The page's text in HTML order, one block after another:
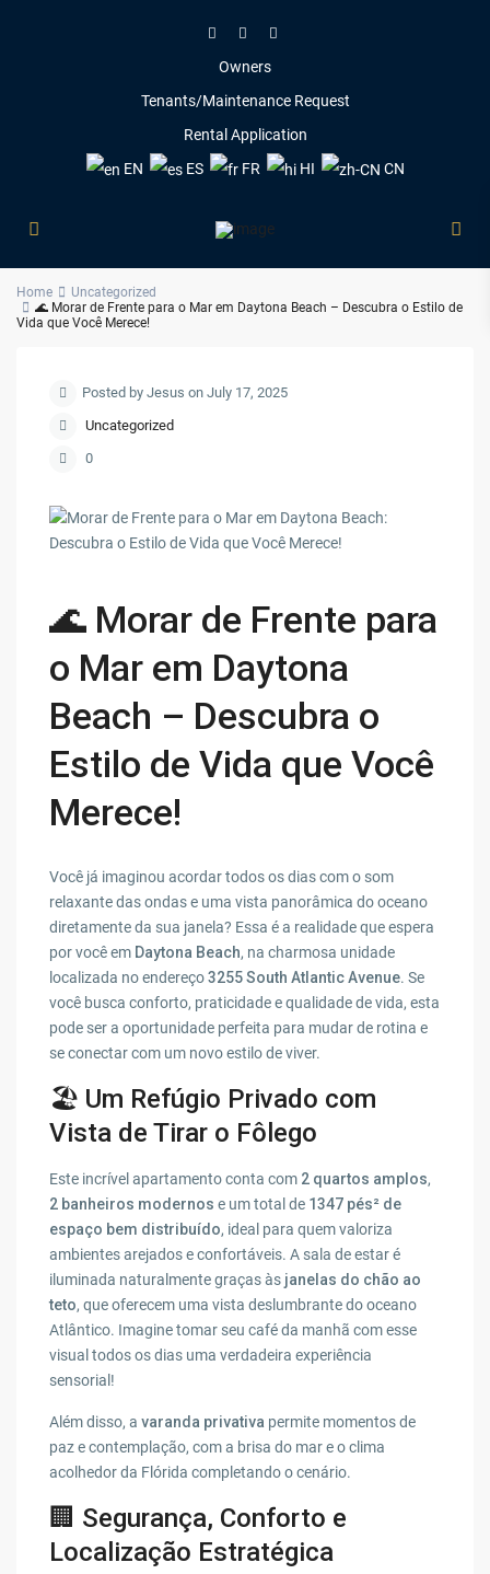
Owners
Tenants/Maintenance Request
Rental Application
EN
ES FR HI CN
Home
Uncategorized
🌊 Morar de Frente para o Mar em Daytona Beach – Descubra o Estilo de
Vida que Você Merece!
Posted by Jesus on July 17, 2025
Uncategorized
0
🌊 Morar de Frente para
o Mar em Daytona
Beach – Descubra o
Estilo de Vida que Você
Merece!
Você já imaginou acordar todos os dias com o som
relaxante das ondas e uma vista panorâmica do oceano
diretamente da sua janela? Essa é a realidade que espera
por você em Daytona Beach, na charmosa unidade
localizada no endereço3255 South Atlantic Avenue. Se
você busca conforto, praticidade e qualidade de vida, esta
pode ser a oportunidade perfeita para mudar de rotina e
se conectar com um novo estilo de viver.
🏖️ Um Refúgio Privado com
Vista de Tirar o Fôlego
Este incrível apartamento conta com 2 quartos amplos,
2 banheiros modernos e um total de 1347 pés² de
espaço bem distribuído, ideal para quem valoriza
ambientes arejados e confortáveis. A sala de estar é
iluminada naturalmente graças às janelas do chão ao
teto, que oferecem uma vista deslumbrante do oceano
Atlântico. Imagine tomar seu café da manhã com esse
visual todos os dias uma verdadeira experiência
sensorial!
Além disso, avaranda privativa permite momentos de
paz e contemplação, com a brisa do mar e o clima
acolhedor da Flórida completando o cenário.
🏢 Segurança, Conforto e
Localização Estratégica